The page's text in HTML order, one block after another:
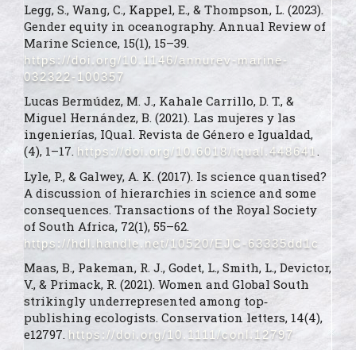
Legg, S., Wang, C., Kappel, E., & Thompson, L. (2023).
Gender equity in oceanography. Annual Review of
Marine Science, 15(1), 15–39.
https://doi.org/10.1146/annurev-marine-
032322-100357
Lucas Bermúdez, M. J., Kahale Carrillo, D. T., &
Miguel Hernández, B. (2021). Las mujeres y las
ingenierías, IQual. Revista de Género e Igualdad,
(4), 1–17. https://doi.org/10.6018/iqual.448641 .
Lyle, P., & Galwey, A. K. (2017). Is science quantised?
A discussion of hierarchies in science and some
consequences. Transactions of the Royal Society
of South Africa, 72(1), 55–62.
https://hdl.handle.net/10520/EJC-63335dd1c
Maas, B., Pakeman, R. J., Godet, L., Smith, L., Devictor,
V., & Primack, R. (2021). Women and Global South
strikingly underrepresented among top‐
publishing ecologists. Conservation letters, 14(4),
e12797. https://doi.org/10.1111/conl.12797